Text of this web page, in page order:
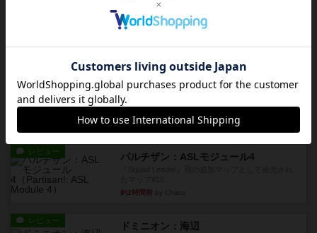
by Chaco
約1時間前by Chaco
ビヨンド・バロー：ASLモジュール1
約2時間前by Chaco
レビュー パルチザン：ASLモジュール4
約2時間前
レビュー ドミニオン：海辺